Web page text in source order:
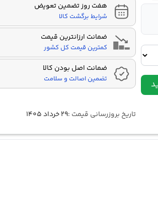
هفت روز تضمین تعویض
شرایط برگشت کالا
ضمانت ارزانترین قیمت
کمترین قیمت کل کشور
ضمانت اصل بودن کالا
تضمین اصالت و سلامت
تاریخ بروزرسانی قیمت :۲۹ خرداد ۱۴۰۵